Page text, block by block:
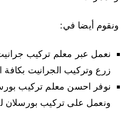
ونقوم أيضا في:
نعمل عبر معلم تركيب
زرع وتركيب الجرانيت بكافة
نوفر احسن معلم تركيب
ونعمل على تركيب بورسلان